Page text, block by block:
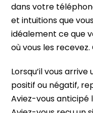
dans votre
et intuitions que
idéalement ce que
où vous les
Lorsqu’il vous
positif ou négatif,
Aviez-vous anticipé